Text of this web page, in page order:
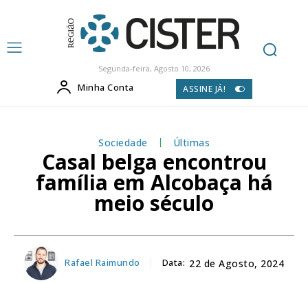
Segunda-feira, Agosto 10, 2026
Minha Conta ASSINE JÁ!
Sociedade Últimas
Casal belga encontrou
família em Alcobaça há
meio século
Rafael Raimundo Data: 22 de Agosto, 2024